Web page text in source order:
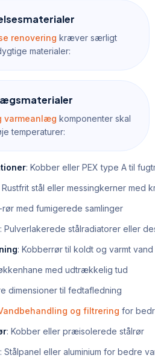
renovering kræver særligt
materialer:
varmeanlæg komponenter skal
temperaturer:
: Kobber eller PEX type A til
Rustfrit stål eller messingkerner med
rør med fumigerede samlinger
: Pulverlakerede stålradiatorer eller
: Kobberrør til koldt og varmt vand
med udtrækkelig tud
dimensioner til fedtafledning
og filtrering for
: Kobber eller præisolerede stålrør
: Stålpanel eller aluminium for bedre